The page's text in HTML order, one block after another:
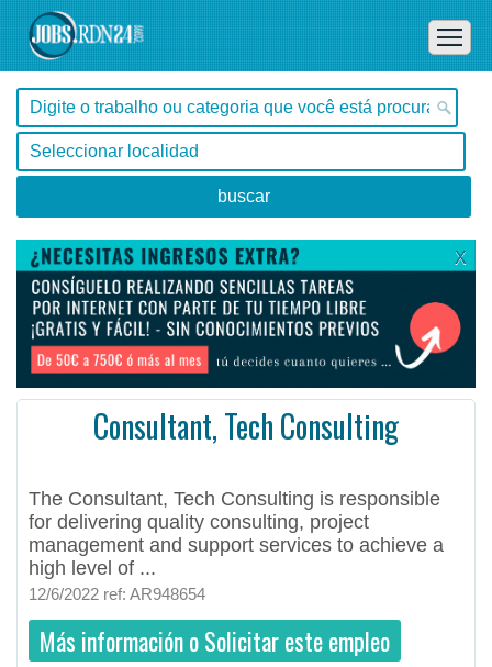
X
Consultant, Tech Consulting
The Consultant, Tech Consulting is responsible
for delivering quality consulting, project
management and support services to achieve a
high level of ...
12/6/2022 ref: AR948654
Más información o Solicitar este empleo